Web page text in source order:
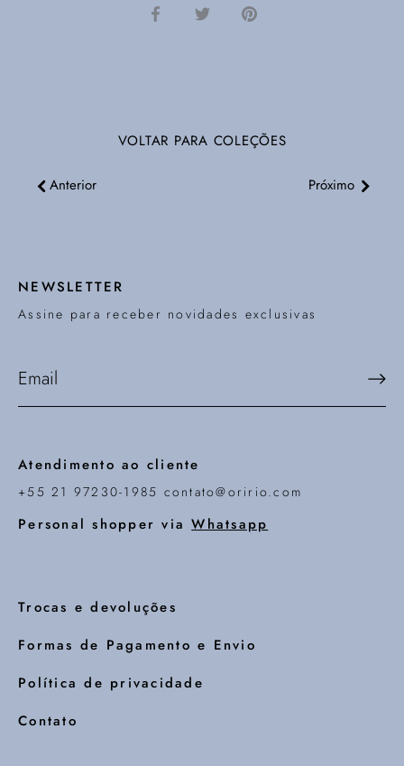
CompartilharTweetarPinterest
VOLTAR PARA COLEÇÕES
Anterior Próximo
NEWSLETTER
Assine para receber novidades exclusivas
Atendimento ao cliente
+55 21 97230-1985 contato@oririo.com
Personal shopper viaWhatsapp
Trocas e devoluções
Formas de Pagamento e Envio
Política de privacidade
Contato